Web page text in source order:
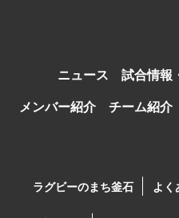
ニュース 試合情報
メンバー紹介
チーム紹介
ラグビーのまち釜石 よく